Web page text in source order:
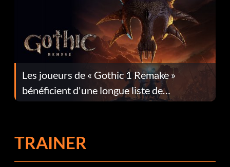
Les joueurs de « Gothic 1 Remake »
bénéficient d'une longue liste de
corrections dans la mise à jour 1.0.4
TRAINER